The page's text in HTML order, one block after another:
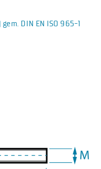
DIN EN ISO 965-1